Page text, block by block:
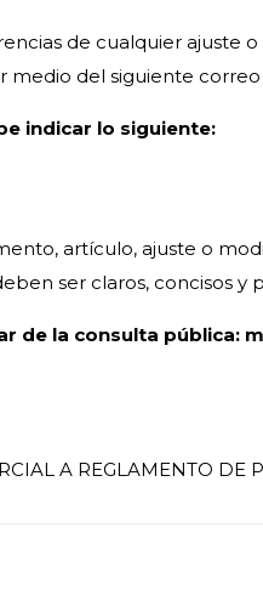
de cualquier ajuste
medio del siguiente
indicar lo siguiente:
artículo, ajuste o
ser claros, concisos y
de la consulta pública:
A REGLAMENTO DE